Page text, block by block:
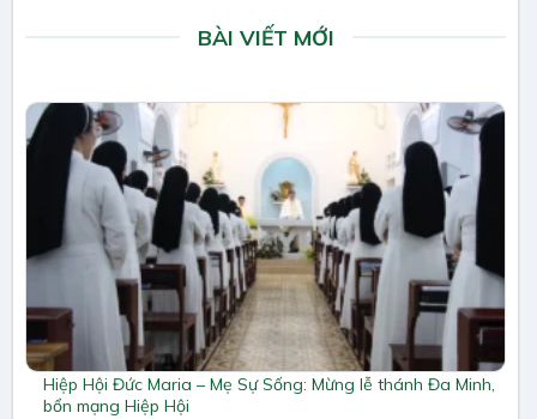
BÀI VIẾT MỚI
Hiệp Hội Đức Maria – Mẹ Sự Sống: Mừng lễ thánh Đa Minh,
bổn mạng Hiệp Hội